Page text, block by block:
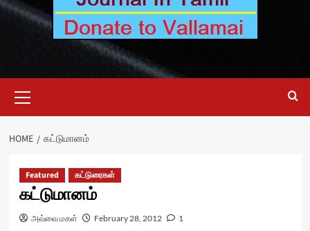
Menu
HOME கட்டுமானம்
Featured கட்டுரைகள்
கட்டுமானம்
அவ்வை மகள் February 28, 2012 1